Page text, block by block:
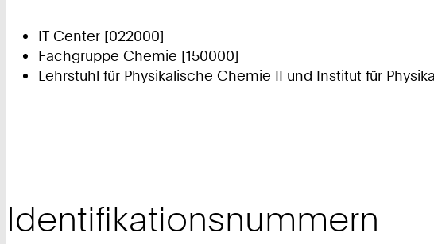
IT Center [022000]
Fachgruppe Chemie [150000]
Lehrstuhl für Physikalische Chemie II und Institut für
Identifikationsnummern